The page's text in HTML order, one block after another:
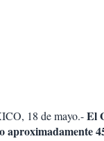
18 de mayo.-El
aproximadamente